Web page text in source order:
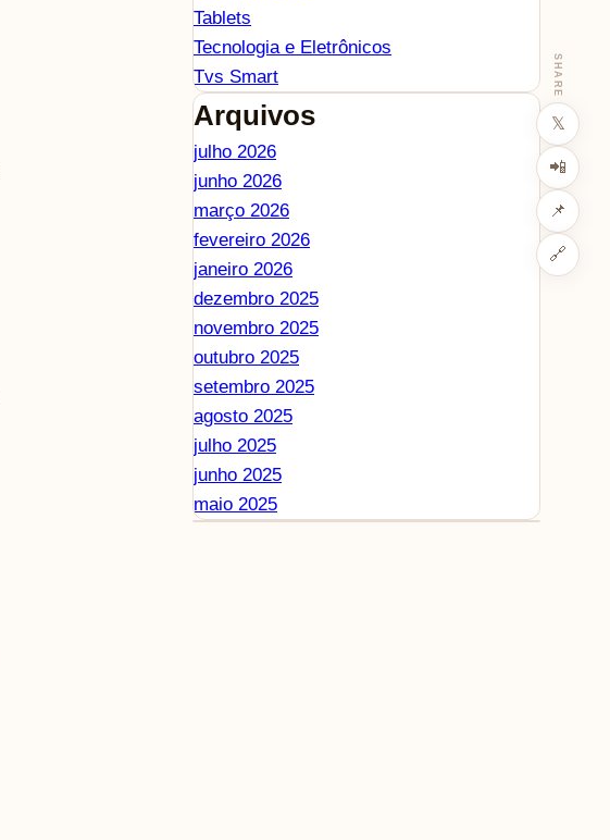
SHARE
𝕏
📲
📌
🔗
Tablets
Tecnologia e Eletrônicos
Tvs Smart
Arquivos
julho 2026
junho 2026
março 2026
fevereiro 2026
janeiro 2026
dezembro 2025
novembro 2025
outubro 2025
setembro 2025
agosto 2025
julho 2025
junho 2025
maio 2025